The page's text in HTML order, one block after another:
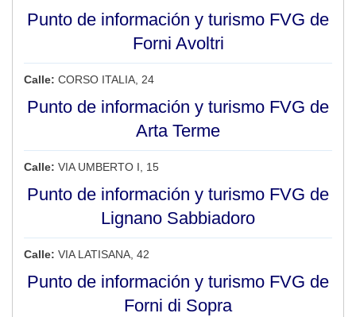
Punto de información y turismo FVG de
Forni Avoltri
Calle: CORSO ITALIA, 24
Punto de información y turismo FVG de
Arta Terme
Calle: VIA UMBERTO I, 15
Punto de información y turismo FVG de
Lignano Sabbiadoro
Calle: VIA LATISANA, 42
Punto de información y turismo FVG de
Forni di Sopra